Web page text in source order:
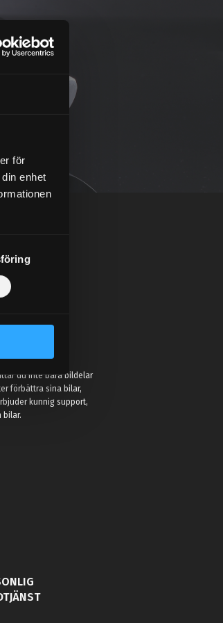
för
enhet
du inte bara bildelar
förbättra sina bilar,
kunnig support,
bilar.